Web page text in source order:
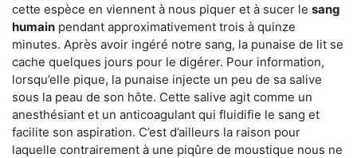
cette espèce en viennent à nous piquer et à sucer le sang
humain pendant approximativement trois à quinze
minutes. Après avoir ingéré notre sang, la punaise de lit se
cache quelques jours pour le digérer. Pour information,
lorsqu’elle pique, la punaise injecte un peu de sa salive
sous la peau de son hôte. Cette salive agit comme un
anesthésiant et un anticoagulant qui fluidifie le sang et
facilite son aspiration. C’est d’ailleurs la raison pour
laquelle contrairement à une piqûre de moustique nous ne